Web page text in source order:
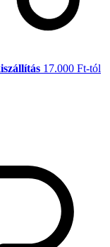
17.000 Ft-tól